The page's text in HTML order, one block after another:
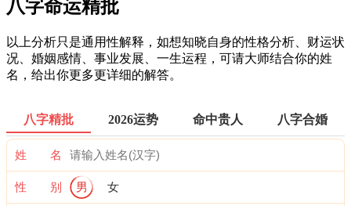
八字命运精批
以上分析只是通用性解释，如想知晓自身的性格分析、财运状
况、婚姻感情、事业发展、一生运程，可请大师结合你的姓
名，给出你更多更详细的解答。
八字精批 2026运势 命中贵人 八字合婚
姓 名
性 别 男 女